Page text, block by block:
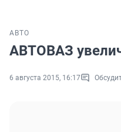
АВТО
АВТОВАЗ
6 августа 2015, 16:17